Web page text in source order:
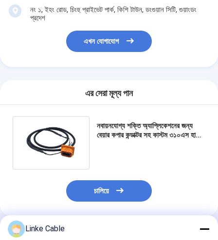
নং ১, ইহং রোড, চিংহু প্রাইভেট পার্ক, কিশি টাউন, ডংগুয়ান সিটি, গুয়াংডং
প্রদেশ
এখন যোগাযোগ
এর সেরা মূল্য পান
নবায়নযোগ্য শক্তি অ্যাপ্লিকেশনের জন্য
বেয়ার কপার কন্ডাক্টর সহ কাস্টম ৩১০এস হাই
চালিয়ে
প্রস্তাবিত পণ্য
Linke Cable